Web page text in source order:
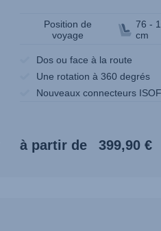
Position de
voyage
76 -
cm
Dos ou face à la route
Une rotation à 360 degrés
Nouveaux connecteurs
à partir de 399,90 €